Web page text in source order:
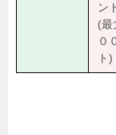
ン
(最
０
ト)